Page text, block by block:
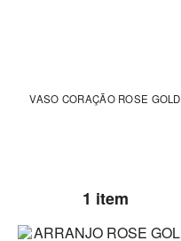
VASO CORAÇÃO ROSE GOLD
1 item